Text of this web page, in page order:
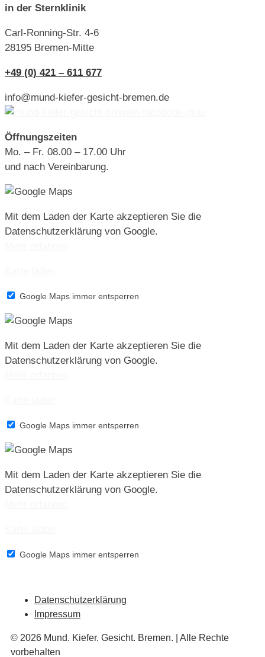
in der Sternklinik
Carl-Ronning-Str. 4-6
28195 Bremen-Mitte
+49 (0) 421 – 611 677
info@mund-kiefer-gesicht-bremen.de
Öffnungszeiten
Mo. – Fr. 08.00 – 17.00 Uhr
und nach Vereinbarung.
Mit dem Laden der Karte akzeptieren Sie die
Datenschutzerklärung von Google.
Google Maps immer entsperren
Mit dem Laden der Karte akzeptieren Sie die
Datenschutzerklärung von Google.
Google Maps immer entsperren
Mit dem Laden der Karte akzeptieren Sie die
Datenschutzerklärung von Google.
Google Maps immer entsperren
Datenschutzerklärung
Impressum
© 2026 Mund. Kiefer. Gesicht. Bremen. | Alle Rechte
vorbehalten